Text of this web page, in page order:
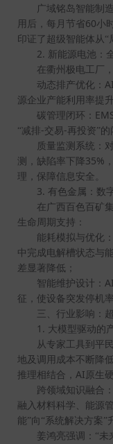
广域铭岛智能制
用后，每月节省60小
印证了超级智能体从“
2. 新能源电池：
在衢州极电工厂
动态排产优化： AI
源企业产能利用率提升
碳管理闭环：
“减排-交易-再投资”
质量监测系统：
测，缺陷率下降35%
理，保障信息安全。
3. 有色金属：数
在广西百色百矿
生命周期支持：
能耗模拟与优化
中完成电解槽状态与
差显著降低；
智能维护设计： AI
征，使设备突发停机
三、行业影响：
1. 大模型驱动的
从专家工具到平
地及调用成本不断降
推理相结合， AI 原生
跨领域知识融合
融入材料科学、能源
能”向“系统解决方案”
姜鸿亮强调：“未